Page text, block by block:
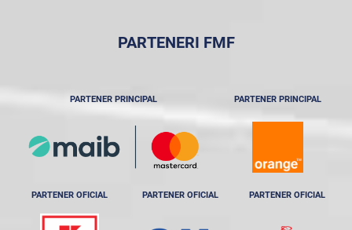
PARTENERI FMF
PARTENER PRINCIPAL PARTENER PRINCIPAL
PARTENER OFICIAL PARTENER OFICIAL PARTENER OFICIAL